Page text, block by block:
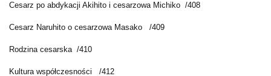
Cesarz po abdykacji Akihito i cesarzowa Michiko /408
Cesarz Naruhito o cesarzowa Masako /409
Rodzina cesarska /410
Kultura współczesności /412